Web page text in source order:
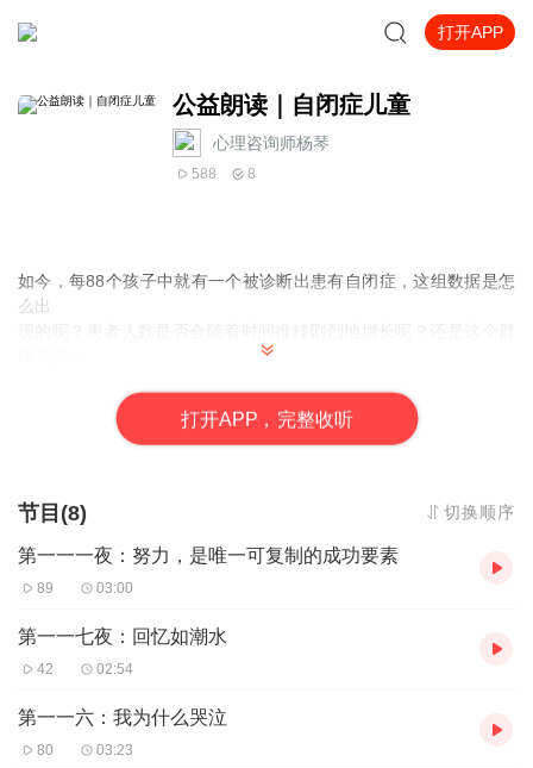
打开APP
公益朗读｜自闭症儿童
心理咨询师杨琴
588 8
如今，每88个孩子中就有一个被诊断出患有自闭症，这组数据是怎
么出
实际上，在20世纪80年代末、90年代早期，议会通过了一个法案，
随着人们对自闭症的认识日益增长，越来越多的父母、儿科医生、
教育者
了解了如何辨认自闭症的特征。于是，越来越多人被诊断出了自闭
了他们所需的资源。
自闭症个体有各自有不同的思维方式。他们以不同的方式学习，而
我们需要能够以最适合他们的方式来帮助他们。此外，还有许多人
有出色的想法和新技术可以供我们借鉴，我们可以运用一些设备用
打开APP，完整收听
节目(8) 切换顺序
第一一一夜：努力，是唯一可复制的成功要素
89 03:00
第一一七夜：回忆如潮水
42 02:54
第一一六：我为什么哭泣
80 03:23